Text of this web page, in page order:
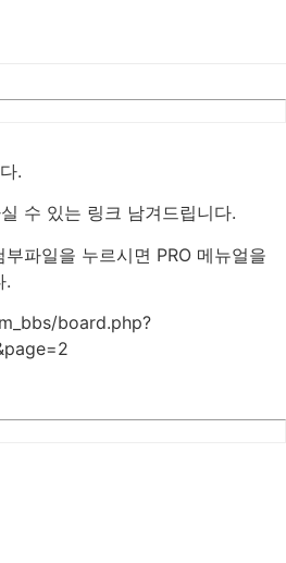
.
수 있는 링크 남겨드립니다.
파일을 누르시면 PRO 메뉴얼을
.
board.php?